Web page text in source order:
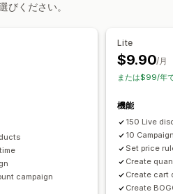
ファー
カウントダウンタイマー
カスタムディスカウント
グ
セグメンテーション
ル 一括編集
びください。
campaign
Lite
$9.90/月
または$99/年
機能
150 Live
10
Set price
Create
Create cart
Create